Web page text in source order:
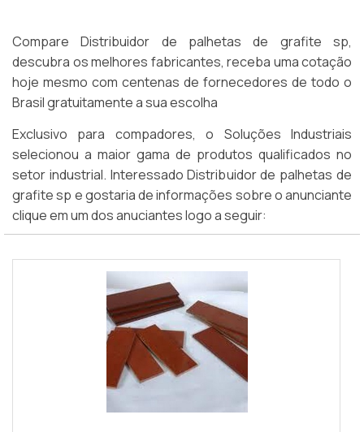
Compare Distribuidor de palhetas de grafite sp,
descubra os melhores fabricantes, receba uma cotação
hoje mesmo com centenas de fornecedores de todo o
Brasil gratuitamente a sua escolha
Exclusivo para compadores, o Soluções Industriais
selecionou a maior gama de produtos qualificados no
setor industrial. Interessado Distribuidor de palhetas de
grafite sp e gostaria de informações sobre o anunciante
clique em um dos anuciantes logo a seguir: